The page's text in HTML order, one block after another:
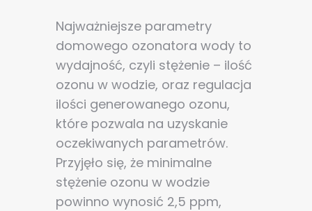
Najważniejsze parametry
domowego ozonatora wody to
wydajność, czyli stężenie – ilość
ozonu w wodzie, oraz regulacja
ilości generowanego ozonu,
które pozwala na uzyskanie
oczekiwanych parametrów.
Przyjęło się, że minimalne
stężenie ozonu w wodzie
powinno wynosić 2,5 ppm,